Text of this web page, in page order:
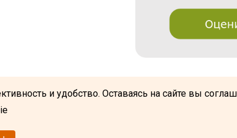
@
и удобство. Оставаясь на сайте вы